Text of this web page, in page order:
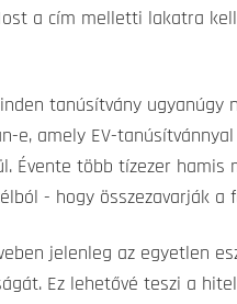
a cím melletti lakatra
tanúsítvány ugyanúgy
e, amely EV-
Évente több tízezer hamis
- hogy összezavarják
jelenleg az egyetlen
Ez lehetővé teszi a